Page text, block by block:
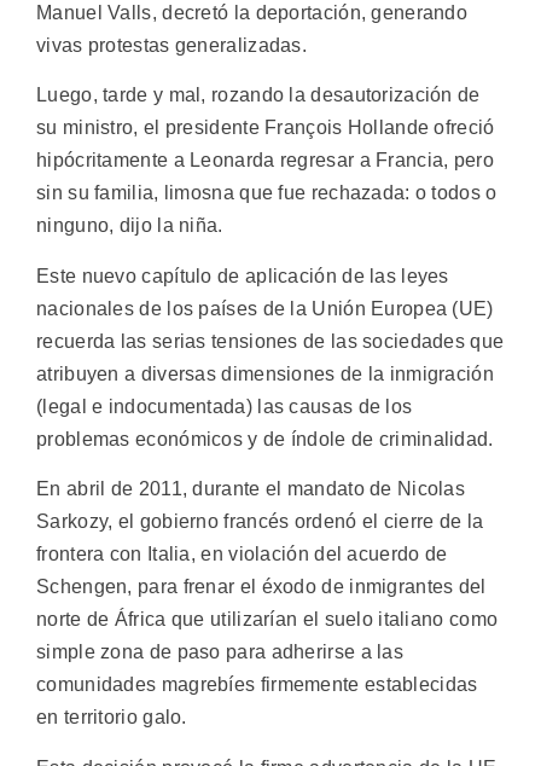
Manuel Valls, decretó la deportación, generando
vivas protestas generalizadas.
Luego, tarde y mal, rozando la desautorización de
su ministro, el presidente François Hollande ofreció
hipócritamente a Leonarda regresar a Francia, pero
sin su familia, limosna que fue rechazada: o todos o
ninguno, dijo la niña.
Este nuevo capítulo de aplicación de las leyes
nacionales de los países de la Unión Europea (UE)
recuerda las serias tensiones de las sociedades que
atribuyen a diversas dimensiones de la inmigración
(legal e indocumentada) las causas de los
problemas económicos y de índole de criminalidad.
En abril de 2011, durante el mandato de Nicolas
Sarkozy, el gobierno francés ordenó el cierre de la
frontera con Italia, en violación del acuerdo de
Schengen, para frenar el éxodo de inmigrantes del
norte de África que utilizarían el suelo italiano como
simple zona de paso para adherirse a las
comunidades magrebíes firmemente establecidas
en territorio galo.